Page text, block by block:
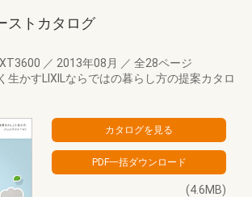
ストカタログ
／ 2013年08月 ／ 全28ページ
生かすLIXILならではの暮らし方の提案カタロ
(4.6MB)